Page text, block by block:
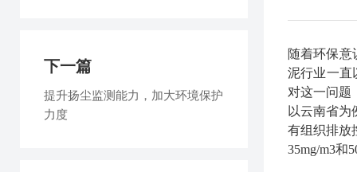
随着环保
泥行业一直
对这一问题
以云南省
有组织排放
35mg/m3和
下一篇
提升扬尘监测能力，加大环境保护
力度